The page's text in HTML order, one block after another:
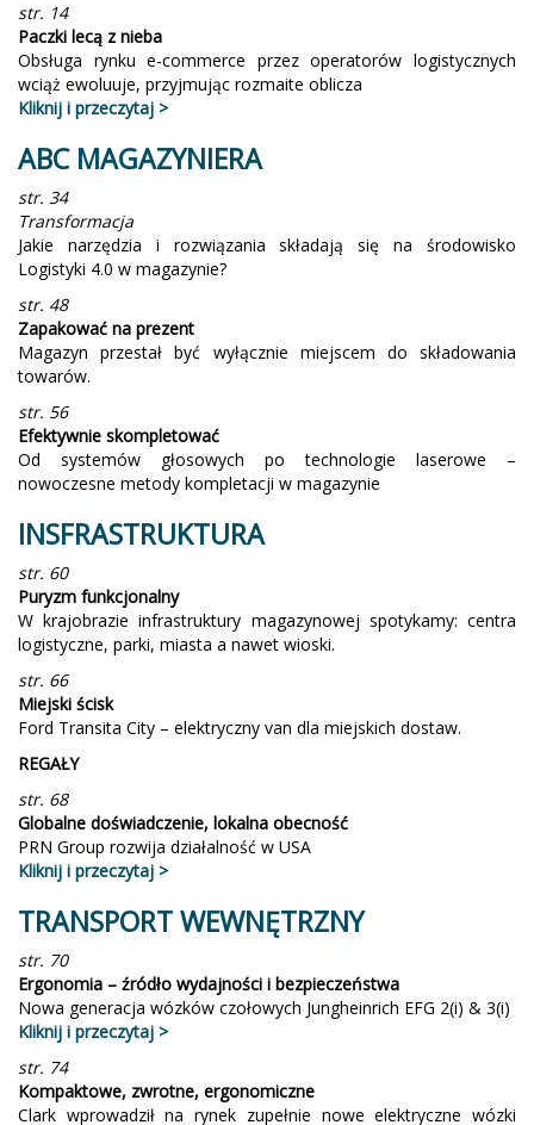
str. 14
Paczki lecą z nieba
Obsługa rynku e-commerce przez operatorów logistycznych
wciąż ewoluuje, przyjmując rozmaite oblicza
Kliknij i przeczytaj >
ABC MAGAZYNIERA
str. 34
Transformacja
Jakie narzędzia i rozwiązania składają się na środowisko
Logistyki 4.0 w magazynie?
str. 48
Zapakować na prezent
Magazyn przestał być wyłącznie miejscem do składowania
towarów.
str. 56
Efektywnie skompletować
Od systemów głosowych po technologie laserowe –
nowoczesne metody kompletacji w magazynie
INSFRASTRUKTURA
str. 60
Puryzm funkcjonalny
W krajobrazie infrastruktury magazynowej spotykamy: centra
logistyczne, parki, miasta a nawet wioski.
str. 66
Miejski ścisk
Ford Transita City – elektryczny van dla miejskich dostaw.
REGAŁY
str. 68
Globalne doświadczenie, lokalna obecność
PRN Group rozwija działalność w USA
Kliknij i przeczytaj >
TRANSPORT WEWNĘTRZNY
str. 70
Ergonomia – źródło wydajności i bezpieczeństwa
Nowa generacja wózków czołowych Jungheinrich EFG 2(i) & 3(i)
Kliknij i przeczytaj >
str. 74
Kompaktowe, zwrotne, ergonomiczne
Clark wprowadził na rynek zupełnie nowe elektryczne wózki